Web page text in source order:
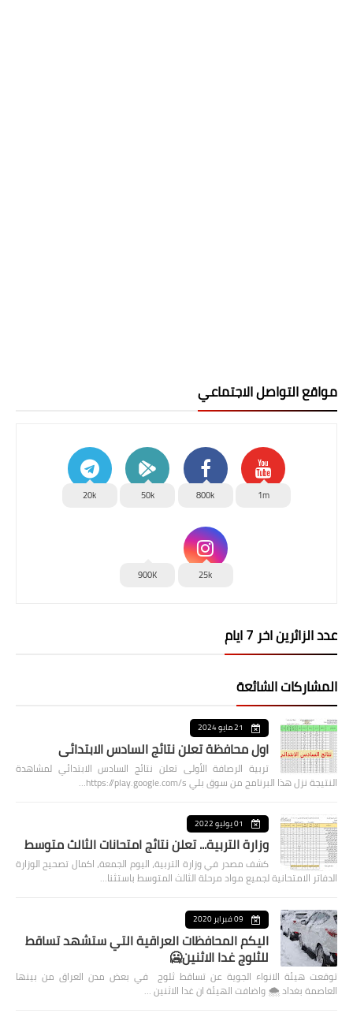
مواقع التواصل الاجتماعي
1m
800k
50k
20k
25k
900K
عدد الزائرين اخر 7 ايام
المشاركات الشائعة
21 مايو 2024
اول محافظة تعلن نتائج السادس الابتدائي
تربية الرصافة الأولى تعلن نتائج السادس الابتدائي لمشاهدة
النتيجة نزل هذا البرنامج من سوق بلي https://play.google.com/s…
01 يوليو 2022
وزارة التربية... تعلن نتائج امتحانات الثالث متوسط
كشف مصدر في وزارة التربية، اليوم الجمعة، اكمال تصحيح الوزارة
الدفاتر الامتحانية لجميع مواد مرحلة الثالث المتوسط باستثنا…
09 فبراير 2020
اليكم المحافظات العراقية التي ستشهد تساقط
للثلوج غدا الاثنين🥶
توقعت هيئة الانواء الجوية عن تساقط ثلوج في بعض مدن العراق من بينها
العاصمة بغداد ⁦🌨️⁩ واضافت الهيئة ان غدا الاثنين …